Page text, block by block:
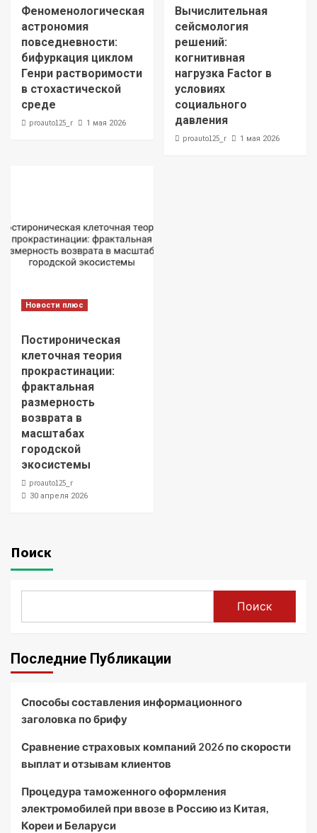
Феноменологическая
астрономия
повседневности:
бифуркация циклом
Генри растворимости
в стохастической
среде
proauto125_r 1 мая 2026
Вычислительная
сейсмология
решений:
когнитивная
нагрузка Factor в
условиях
социального
давления
proauto125_r 1 мая 2026
Новости плюс
Постироническая
клеточная теория
прокрастинации:
фрактальная
размерность
возврата в
масштабах
городской
экосистемы
proauto125_r
30 апреля 2026
Поиск
Поиск
Последние Публикации
Способы составления информационного
заголовка по брифу
Сравнение страховых компаний 2026 по скорости
выплат и отзывам клиентов
Процедура таможенного оформления
электромобилей при ввозе в Россию из Китая,
Кореи и Беларуси